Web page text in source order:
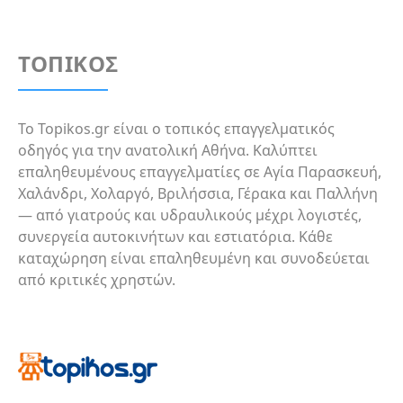
διεύθυνση στον χάρτη και καλέστε απευθείας
για να κλείσετε ραντεβού.
ΤΟΠΙΚΟΣ
Το Topikos.gr είναι ο τοπικός επαγγελματικός
οδηγός για την ανατολική Αθήνα. Καλύπτει
επαληθευμένους επαγγελματίες σε Αγία Παρασκευή,
Χαλάνδρι, Χολαργό, Βριλήσσια, Γέρακα και Παλλήνη
— από γιατρούς και υδραυλικούς μέχρι λογιστές,
συνεργεία αυτοκινήτων και εστιατόρια. Κάθε
καταχώρηση είναι επαληθευμένη και συνοδεύεται
από κριτικές χρηστών.